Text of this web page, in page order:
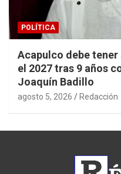
POLÍTICA
Acapulco debe
el 2027 tras 9 años
Joaquín Badillo
agosto 5, 2026 Redacción